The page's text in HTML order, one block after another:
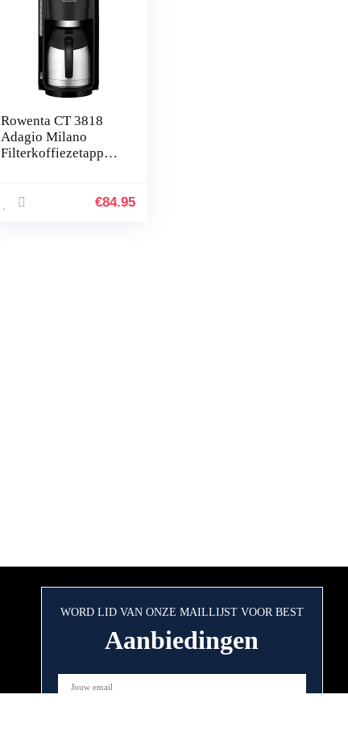
Rowenta CT 3818
Adagio Milano
Filterkoffiezetappara
Watt, 1.5 L, Zwart
€84.95
WORD LID VAN ONZE MAILLIJST VOOR BEST
Aanbiedingen